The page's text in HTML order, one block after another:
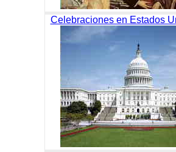
Celebraciones en Estados